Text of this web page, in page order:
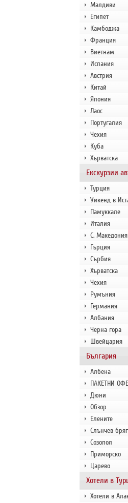
Малдиви
Египет
Камбоджа
Франция
Виетнам
Испания
Австрия
Китай
Япония
Лаос
Португалия
Чехия
Куба
Хърватска
Екскурзии
Турция
Уикенд в
Памуккале
Италия
С. Македония
Гърция
Сърбия
Хърватска
Чехия
Румъния
Германия
Албания
Черна гора
Швейцария
България
Албена
ПАКЕТНИ
Дюни
Обзор
Елените
Слънчев бряг
Созопол
Приморско
Царево
Хотели в
Хотели в